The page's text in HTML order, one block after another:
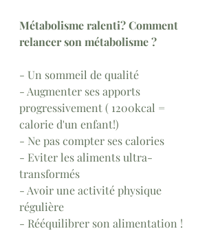
Métabolisme ralenti? Comment
relancer son métabolisme ?
- Un sommeil de qualité
- Augmenter ses apports
progressivement ( 1200kcal =
calorie d'un enfant!)
- Ne pas compter ses calories
- Eviter les aliments ultra-
transformés
- Avoir une activité physique
régulière
- Rééquilibrer son alimentation !